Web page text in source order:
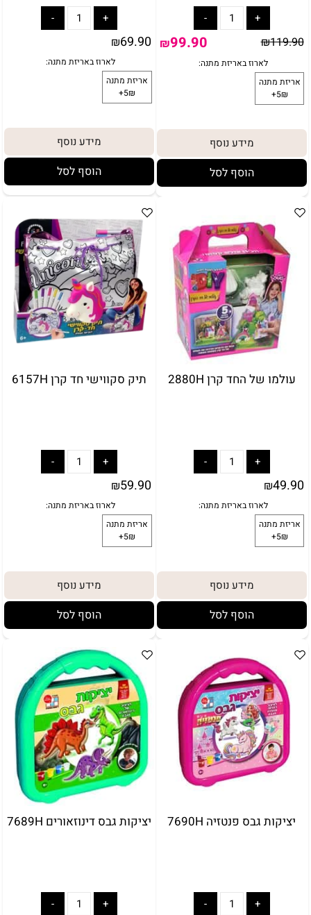
מתנה:
לארוז באריזת מתנה:
אריזת מתנה
5₪+
₪119.90
₪99.90
מידע נוסף
הוסף לסל
₪69.90
מידע נוסף
הוסף לסל
עולמו של החד קרן 2880H
₪49.90
מידע נוסף
הוסף לסל
תיק סקווישי חד קרן 6157H
₪59.90
מידע נוסף
הוסף לסל
יציקות גבס פנטזיה 7690H יציקות גבס דינוזאורים 7689H